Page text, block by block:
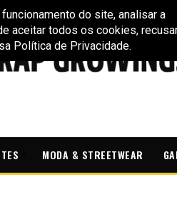
MODA & STREETWEAR